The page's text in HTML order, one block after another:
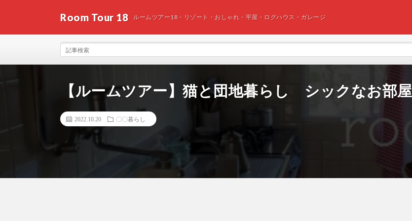
Room Tour 18 ルームツアー18・リゾート・おしゃれ・平屋・ログハウス・ガレージ
【ルームツアー】猫と団地暮らし シックなお部屋
2022.10.20 〇〇暮らし